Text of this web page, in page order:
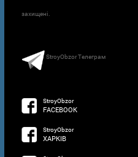
захищені.
StroyObzor Телеграм
StroyObzor
FACEBOOK
StroyObzor
ХАРКІВ